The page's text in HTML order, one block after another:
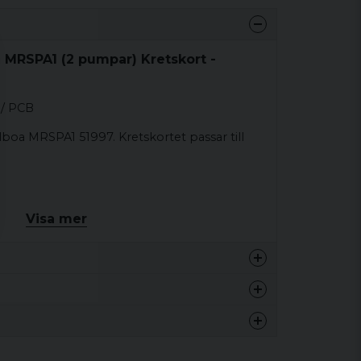
(2 pumpar) Kretskort -
PCB
MRSPA1 51997. Kretskortet passar till
Visa mer